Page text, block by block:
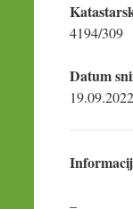
4194/309
Datum
–